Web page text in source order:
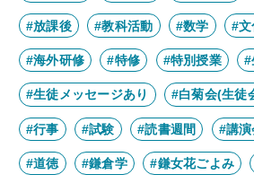
#放課後 #教科活動 #数学 #
#海外研修 #特修 #特別授業 #
#生徒メッセージあり #白菊会(生徒
#行事 #試験 #読書週間 #講演
#道徳 #鎌倉学 #鎌女花ごよみ